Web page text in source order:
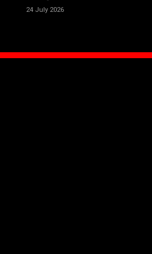
24 July 2026